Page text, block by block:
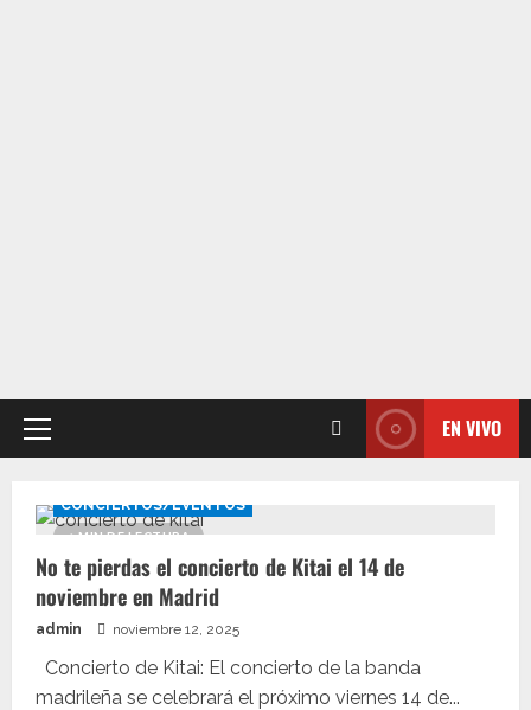
Menú
EN VIVO
1 MIN DE LECTURA
CONCIERTOS/EVENTOS
No te pierdas el concierto de Kitai el 14 de
noviembre en Madrid
admin noviembre 12, 2025
Concierto de Kitai: El concierto de la banda
madrileña se celebrará el próximo viernes 14 de...